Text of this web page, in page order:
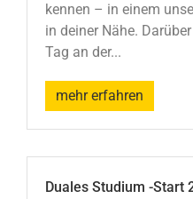
kennen – in einem
in deiner Nähe.
Tag an der...
mehr erfahren
Duales Studium -Start